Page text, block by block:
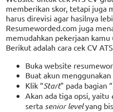
memberikan skor, tetapi juga
harus direvisi agar hasilnya
Resumeworded.com juga
memudahkan pekerjaan
Berikut adalah cara cek CV ATS
Buka website
Buat akun
Klik “Start” pada bagian “
Akan ada tiga opsi, yaitu
serta senior levelyang